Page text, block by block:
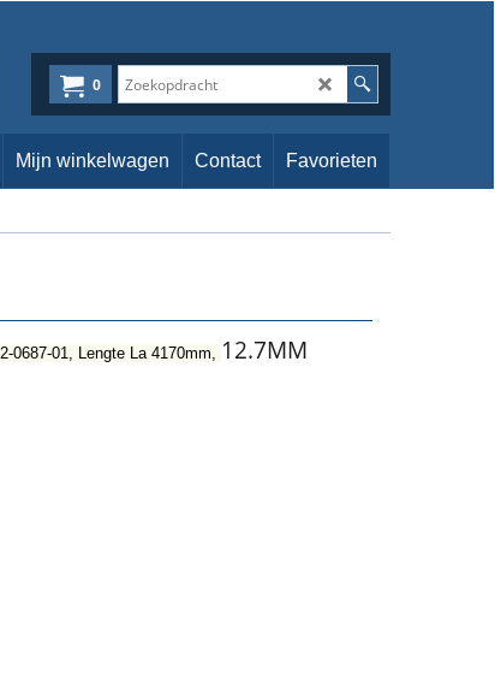
0
Mijn winkelwagen Contact Favorieten
0687-01, Lengte La 4170mm, 12.7MM